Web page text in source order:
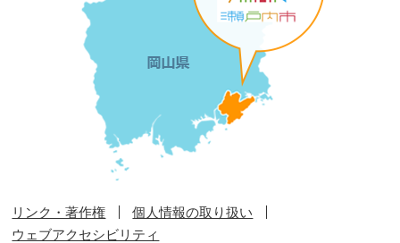
リンク・著作権
個人情報の取り扱い
ウェブアクセシビリティ